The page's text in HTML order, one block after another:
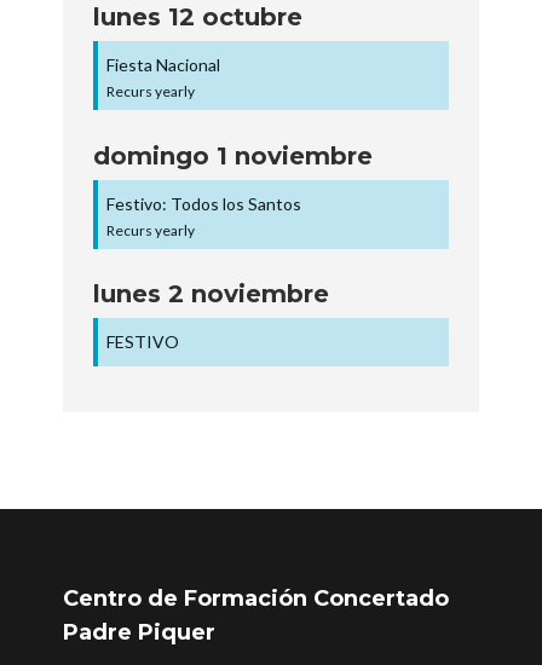
lunes 12 octubre
Fiesta Nacional
Recurs yearly
domingo 1 noviembre
Festivo: Todos los Santos
Recurs yearly
lunes 2 noviembre
FESTIVO
Centro de Formación Concertado
Padre Piquer